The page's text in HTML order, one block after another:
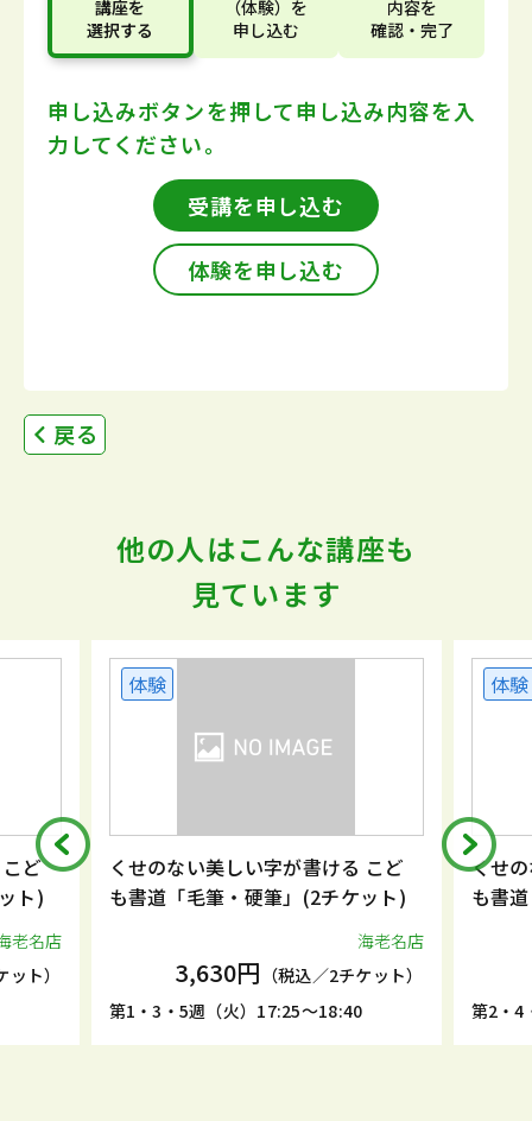
講座を
選択する
（体験） を
申し込む
内容を
確認・完了
申し込みボタンを押して申し込み内容を入
力してください。
受講を申し込む
体験を申し込む
戻る
他の人はこんな講座も
見ています
ど
ト)
老名店
ト）
体験
くせのない美しい字が書ける こど
も書道「毛筆・硬筆」(2チケット)
海老名店
3,630円 （税込／2チケット）
第1・3・5週（火）17:25～18:40
体験
くせ
も書
第2・4